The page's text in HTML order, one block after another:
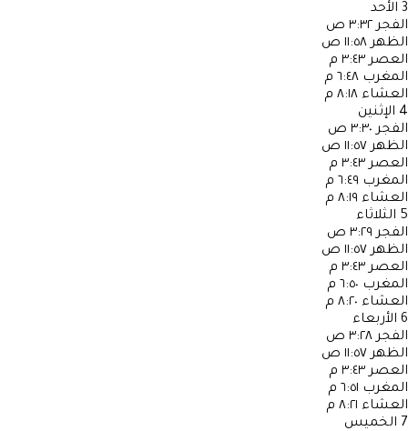
3 الأحد
الفجر ٣:٣٢ ص
الظهر ١١:٥٨ ص
العصر ٣:٤٣ م
المغرب ٦:٤٨ م
العشاء ٨:١٨ م
4 الإثنين
الفجر ٣:٣٠ ص
الظهر ١١:٥٧ ص
العصر ٣:٤٣ م
المغرب ٦:٤٩ م
العشاء ٨:١٩ م
5 الثلاثاء
الفجر ٣:٢٩ ص
الظهر ١١:٥٧ ص
العصر ٣:٤٣ م
المغرب ٦:٥٠ م
العشاء ٨:٢٠ م
6 الأربعاء
الفجر ٣:٢٨ ص
الظهر ١١:٥٧ ص
العصر ٣:٤٣ م
المغرب ٦:٥١ م
العشاء ٨:٢١ م
7 الخميس